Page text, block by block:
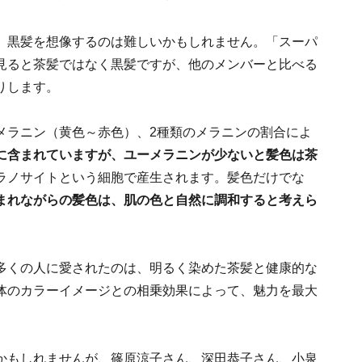
髪を想像するのは難しいかもしれません。「スーパ
と茶髪ではなく黒髪ですが、他のメンバーと比べる
ます。
ニン（黄色～赤色）、2種類のメラニンの割合によ
含まれていますが、ユーメラニンが少ないと髪色は茶
ノサイトという細胞で産生されます。髪色だけでな
れながらの髪色は、肌の色と自然に調和すると考えら
の人に愛されたのは、明るく染めた茶髪と健康的な
カラーイメージとの相乗効果によって、魅力を最大
しれませんが、篠原涼子さん、深田恭子さん、小泉